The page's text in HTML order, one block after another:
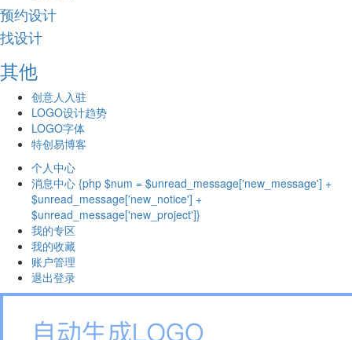
预约设计
找设计
其他
创意人入驻
LOGO设计趋势
LOGO字体
特创易博客
个人中心
消息中心 {php $num = $unread_message['new_message'] +
$unread_message['new_notice'] +
$unread_message['new_project']}
我的专区
我的收藏
账户管理
退出登录